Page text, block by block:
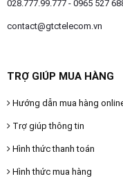
028.777.99.777 - 0965 527
contact@gtctelecom.vn
TRỢ GIÚP MUA HÀNG
Hướng dẫn mua hàng
Trợ giúp thông tin
Hình thức thanh toán
Hình thức mua hàng